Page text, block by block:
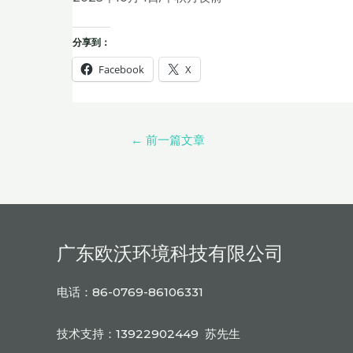
分享到：
Facebook X
← 前一篇文章
广东欧沃环境科技有限公司
电话：86-0769-86106331
技术支持：13922902449 苏先生